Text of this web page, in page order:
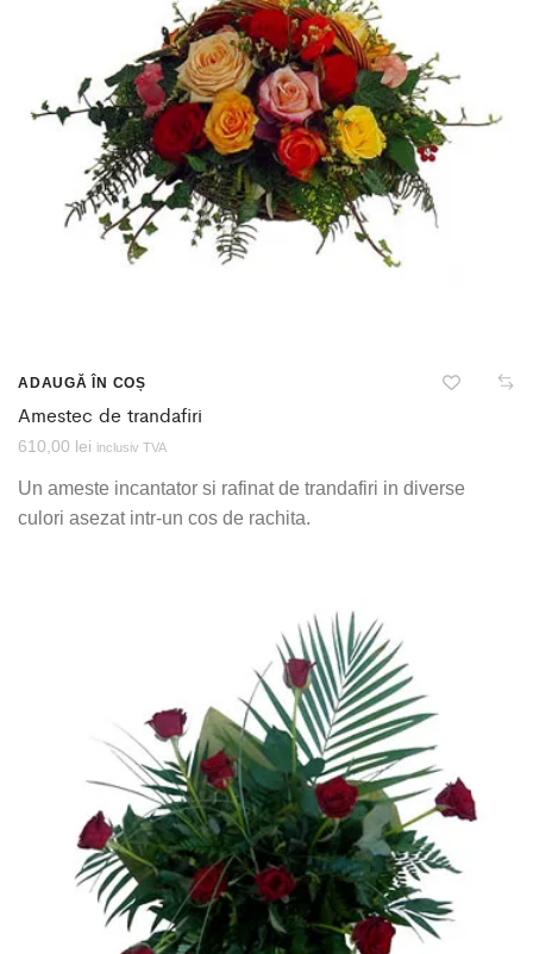
ADAUGĂ ÎN COȘ
Amestec de trandafiri
610,00 lei inclusiv TVA
Un ameste incantator si rafinat de trandafiri in diverse
culori asezat intr-un cos de rachita.